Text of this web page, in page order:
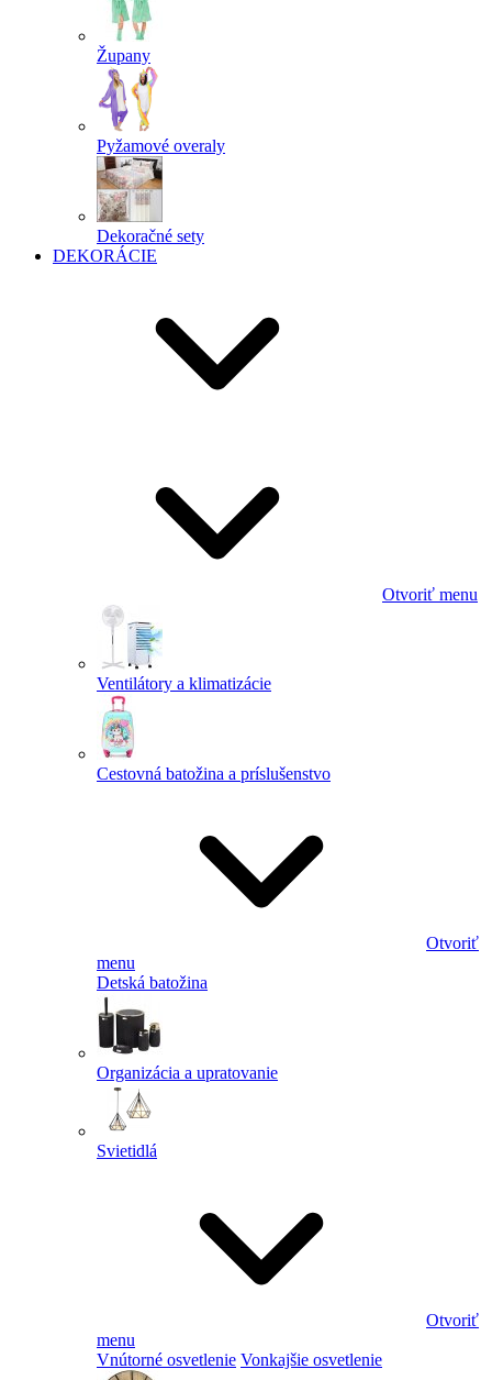
Župany
Pyžamové overaly
Dekoračné sety
DEKORÁCIE
Otvoriť menu
Ventilátory a klimatizácie
Cestovná batožina a príslušenstvo
Otvoriť
menu
Detská batožina
Organizácia a upratovanie
Svietidlá
Otvoriť
menu
Vnútorné osvetlenie Vonkajšie osvetlenie